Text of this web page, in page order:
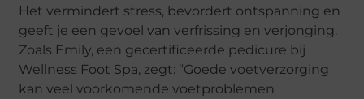
Het vermindert stress, bevordert ontspanning en
geeft je een gevoel van verfrissing en verjonging.
Zoals Emily, een gecertificeerde pedicure bij
Wellness Foot Spa, zegt: “Goede voetverzorging
kan veel voorkomende voetproblemen